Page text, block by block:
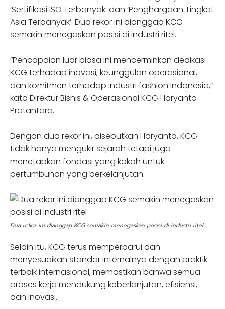
‘Sertifikasi ISO Terbanyak’ dan ‘Penghargaan Tingkat
Asia Terbanyak’. Dua rekor ini dianggap KCG
semakin menegaskan posisi di industri ritel.
“Pencapaian luar biasa ini mencerminkan dedikasi
KCG terhadap inovasi, keunggulan operasional,
dan komitmen terhadap industri fashion Indonesia,”
kata Direktur Bisnis & Operasional KCG Haryanto
Pratantara.
Dengan dua rekor ini, disebutkan Haryanto, KCG
tidak hanya mengukir sejarah tetapi juga
menetapkan fondasi yang kokoh untuk
pertumbuhan yang berkelanjutan.
Dua rekor ini dianggap KCG semakin menegaskan posisi di industri ritel
Selain itu, KCG terus memperbarui dan
menyesuaikan standar internalnya dengan praktik
terbaik internasional, memastikan bahwa semua
proses kerja mendukung keberlanjutan, efisiensi,
dan inovasi.